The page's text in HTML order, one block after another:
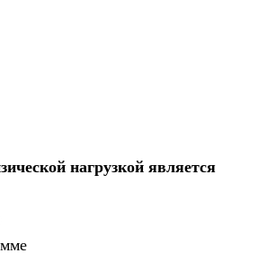
нагрузкой является